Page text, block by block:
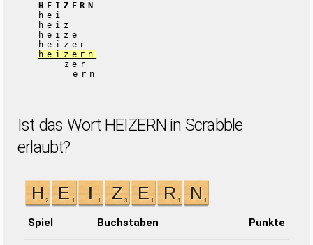
HEIZERN
hei
heiz
heize
heizer
heizern
zer
ern
Ist das Wort HEIZERN in Scrabble
erlaubt?
Spiel Buchstaben Punkte